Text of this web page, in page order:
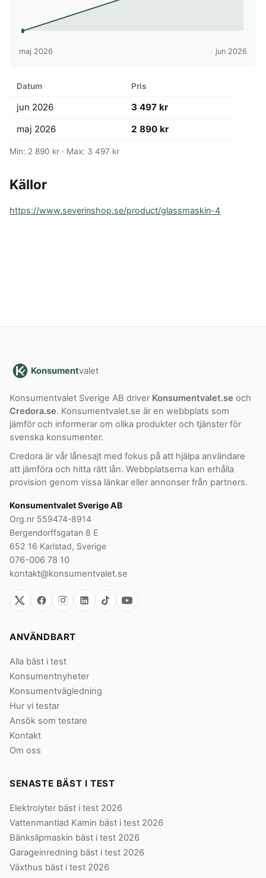
maj 2026 jun 2026
Datum Pris
jun 2026
3 497 kr
maj 2026
2 890 kr
Min: 2 890 kr · Max: 3 497 kr
Källor
https://www.severinshop.se/product/glassmaskin-4
Konsumentvalet
Konsumentvalet Sverige AB driver Konsumentvalet.se och
Credora.se. Konsumentvalet.se är en webbplats som
jämför och informerar om olika produkter och tjänster för
svenska konsumenter.
Credora är vår lånesajt med fokus på att hjälpa användare
att jämföra och hitta rätt lån. Webbplatserna kan erhålla
provision genom vissa länkar eller annonser från partners.
Konsumentvalet Sverige AB
Org.nr 559474-8914
Bergendorffsgatan 8 E
652 16 Karlstad, Sverige
076-006 78 10
kontakt@konsumentvalet.se
ANVÄNDBART
Alla bäst i test
Konsumentnyheter
Konsumentvägledning
Hur vi testar
Ansök som testare
Kontakt
Om oss
SENASTE BÄST I TEST
Elektrolyter bäst i test 2026
Vattenmantlad Kamin bäst i test 2026
Bänkslipmaskin bäst i test 2026
Garageinredning bäst i test 2026
Växthus bäst i test 2026